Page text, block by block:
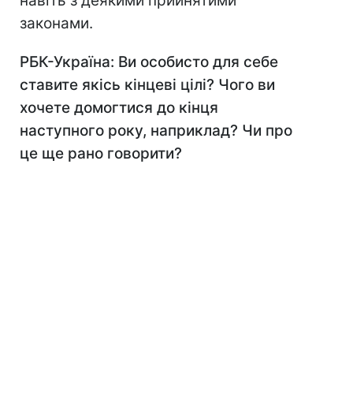
законами.
РБК-Україна: Ви особисто для себе
ставите якісь кінцеві цілі? Чого ви
хочете домогтися до кінця
наступного року, наприклад? Чи про
це ще рано говорити?